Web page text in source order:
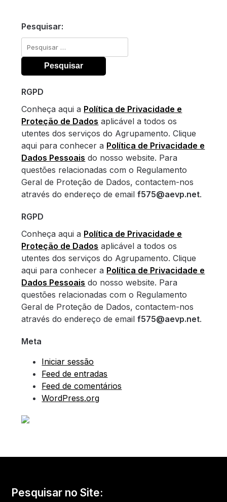
Pesquisar:
Pesquisar
por:
RGPD
Conheça aqui a Política de Privacidade e
Proteção de Dados aplicável a todos os
utentes dos serviços do Agrupamento. Clique
aqui para conhecer a Política de Privacidade e
Dados Pessoais do nosso website. Para
questões relacionadas com o Regulamento
Geral de Proteção de Dados, contactem-nos
através do endereço de emailf575@aevp.net.
RGPD
Conheça aqui a Política de Privacidade e
Proteção de Dados aplicável a todos os
utentes dos serviços do Agrupamento. Clique
aqui para conhecer a Política de Privacidade e
Dados Pessoais do nosso website. Para
questões relacionadas com o Regulamento
Geral de Proteção de Dados, contactem-nos
através do endereço de emailf575@aevp.net.
Meta
Iniciar sessão
Feed de entradas
Feed de comentários
WordPress.org
Pesquisar no Site: